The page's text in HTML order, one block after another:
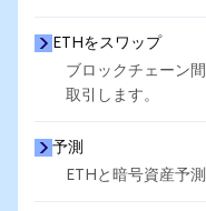
ETHをスワップ
ブロックチェーン
取引します。
予測
ETHと暗号資産予